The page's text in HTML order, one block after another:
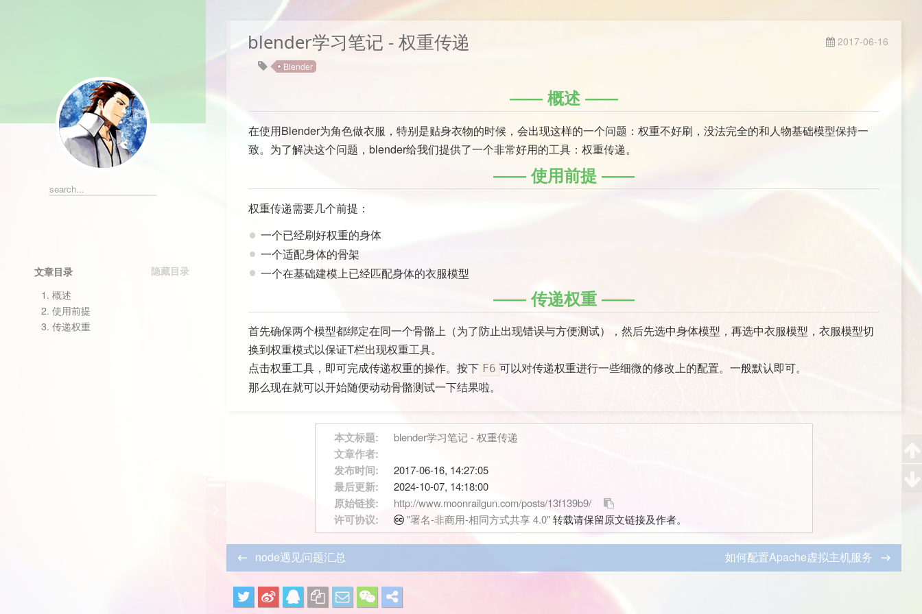
2017-06-16
blender学习笔记 - 权重传递
Blender
概述
在使用Blender为角色做衣服，特别是贴身衣物的时候，会出现这样的一个问题：权重不好刷，没法完全的和人物基础模型保持一
致。为了解决这个问题，blender给我们提供了一个非常好用的工具：权重传递。
使用前提
权重传递需要几个前提：
一个已经刷好权重的身体
一个适配身体的骨架
一个在基础建模上已经匹配身体的衣服模型
传递权重
首先确保两个模型都绑定在同一个骨骼上（为了防止出现错误与方便测试），然后先选中身体模型，再选中衣服模型，衣服模型切
换到权重模式以保证T栏出现权重工具。
点击权重工具，即可完成传递权重的操作。按下 F6 可以对传递权重进行一些细微的修改上的配置。一般默认即可。
那么现在就可以开始随便动动骨骼测试一下结果啦。
本文标题: blender学习笔记 - 权重传递
文章作者:
发布时间:
2017-06-16, 14:27:05
最后更新: 2024-10-07, 14:18:00
原始链接: http://www.moonrailgun.com/posts/13f139b9/
许可协议: "署名-非商用-相同方式共享 4.0"转载请保留原文链接及作者。
node遇见问题汇总 如何配置Apache虚拟主机服务
文章目录
1. 概述
2. 使用前提
3. 传递权重